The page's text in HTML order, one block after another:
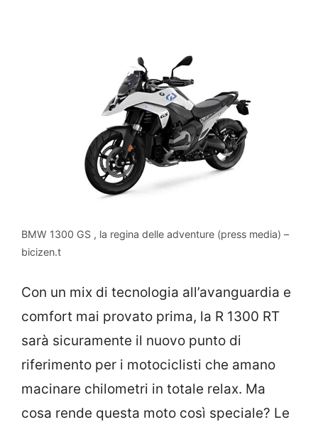
BMW 1300 GS , la regina delle adventure (press media) –
bicizen.t
Con un mix di tecnologia all’avanguardia e
comfort mai provato prima, la R 1300 RT
sarà sicuramente il nuovo punto di
riferimento per i motociclisti che amano
macinare chilometri in totale relax. Ma
cosa rende questa moto così speciale? Le